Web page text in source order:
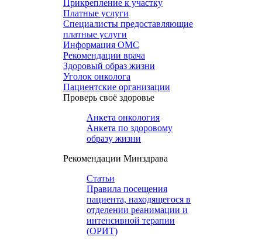
Прикрепление к участку
Платные услуги
Специалисты предоставляющие
платные услуги
Информация ОМС
Рекомендации врача
Здоровый образ жизни
Уголок онколога
Пациентские организации
Проверь своё здоровье
Анкета онкология
Анкета по здоровому
образу жизни
Рекомендации Минздрава
Статьи
Правила посещения
пациента, находящегося в
отделении реанимации и
интенсивной терапии
(ОРИТ)